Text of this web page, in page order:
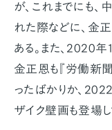
が、これまでにも
れた際などに、金
ある。また、2020
金正恩も『労働新
ったばかりか、
ザイク壁画も登場